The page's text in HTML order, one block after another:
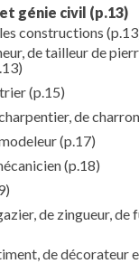
génie civil (p.13)
constructions
de tailleur de
(p.15)
de charron
(p.17)
(p.18)
de zingueur, de
de décorateur